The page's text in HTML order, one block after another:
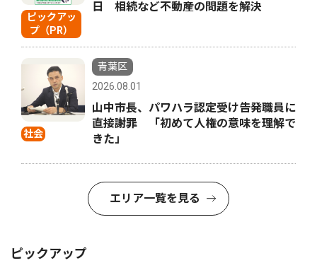
ピックアッ
プ（PR）
日 相続など不動産の問題を解決
社会
青葉区
2026.08.01
山中市長、パワハラ認定受け告発職員に
直接謝罪 「初めて人権の意味を理解で
きた」
エリア一覧を見る
ピックアップ